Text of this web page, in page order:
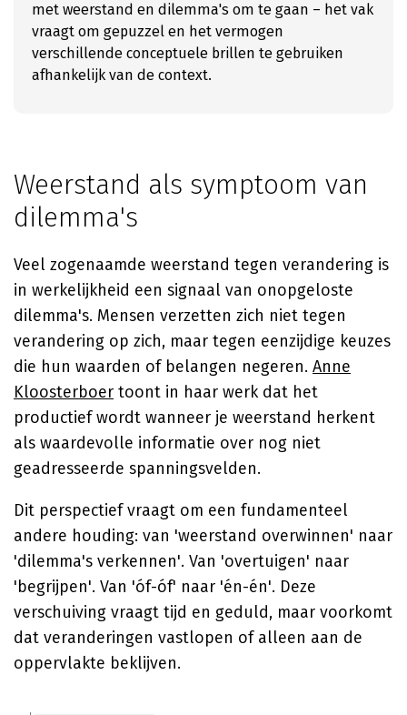
met weerstand en dilemma's om te gaan – het vak
vraagt om gepuzzel en het vermogen
verschillende conceptuele brillen te gebruiken
afhankelijk van de context.
Weerstand als symptoom van
dilemma's
Veel zogenaamde weerstand tegen verandering is
in werkelijkheid een signaal van onopgeloste
dilemma's. Mensen verzetten zich niet tegen
verandering op zich, maar tegen eenzijdige keuzes
die hun waarden of belangen negeren. Anne
Kloosterboer toont in haar werk dat het
productief wordt wanneer je weerstand herkent
als waardevolle informatie over nog niet
geadresseerde spanningsvelden.
Dit perspectief vraagt om een fundamenteel
andere houding: van 'weerstand overwinnen' naar
'dilemma's verkennen'. Van 'overtuigen' naar
'begrijpen'. Van 'óf-óf' naar 'én-én'. Deze
verschuiving vraagt tijd en geduld, maar voorkomt
dat veranderingen vastlopen of alleen aan de
oppervlakte beklijven.